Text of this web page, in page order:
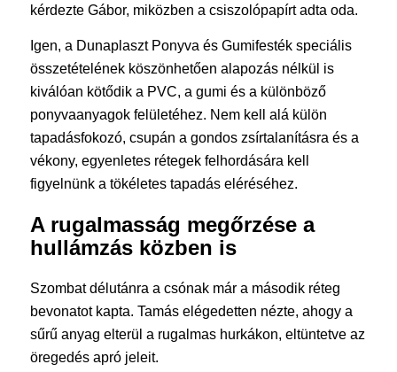
kérdezte Gábor, miközben a csiszolópapírt adta oda.
Igen, a Dunaplaszt Ponyva és Gumifesték speciális
összetételének köszönhetően alapozás nélkül is
kiválóan kötődik a PVC, a gumi és a különböző
ponyvaanyagok felületéhez. Nem kell alá külön
tapadásfokozó, csupán a gondos zsírtalanításra és a
vékony, egyenletes rétegek felhordására kell
figyelnünk a tökéletes tapadás eléréséhez.
A rugalmasság megőrzése a
hullámzás közben is
Szombat délutánra a csónak már a második réteg
bevonatot kapta. Tamás elégedetten nézte, ahogy a
sűrű anyag elterül a rugalmas hurkákon, eltüntetve az
öregedés apró jeleit.